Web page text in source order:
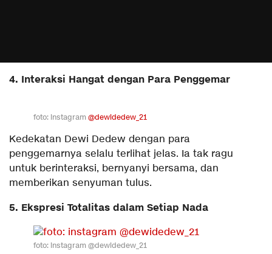
4. Interaksi Hangat dengan Para Penggemar
foto: instagram@dewidedew_21
Kedekatan Dewi Dedew dengan para
penggemarnya selalu terlihat jelas. Ia tak ragu
untuk berinteraksi, bernyanyi bersama, dan
memberikan senyuman tulus.
5. Ekspresi Totalitas dalam Setiap Nada
foto: instagram @dewidedew_21